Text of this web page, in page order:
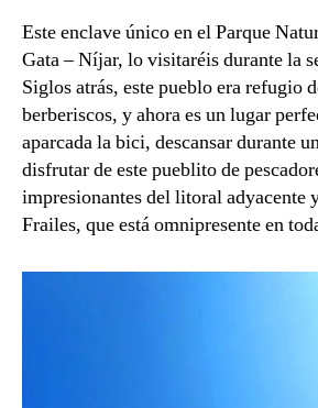
Este enclave único en el Parque
Gata – Níjar, lo visitaréis durante la
Siglos atrás, este pueblo era refugio
berberiscos, y ahora es un lugar
aparcada la bici, descansar durante
disfrutar de este pueblito de
impresionantes del litoral adyacente
Frailes, que está omnipresente en